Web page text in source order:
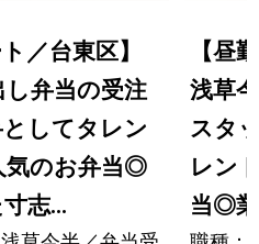
／台東区】
し弁当の受注
してタレン
気のお弁当◎
志...
【昼
浅草
スタ
レン
当◎